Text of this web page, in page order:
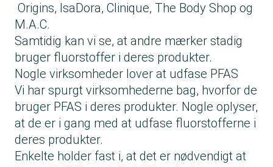
Origins, IsaDora, Clinique, The Body Shop og
M.A.C.
Samtidig kan vi se, at andre mærker stadig
bruger fluorstoffer i deres produkter.
Nogle virksomheder lover at udfase PFAS
Vi har spurgt virksomhederne bag, hvorfor de
bruger PFAS i deres produkter. Nogle oplyser,
at de er i gang med at udfase fluorstofferne i
deres produkter.
Enkelte holder fast i, at det er nødvendigt at